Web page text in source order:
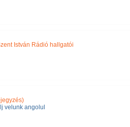
István Rádió hallgatói
velunk angolul